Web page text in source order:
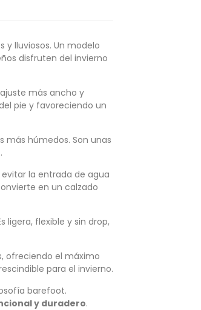
y lluviosos. Un modelo
disfruten del invierno
más ancho y
pie y favoreciendo un
más húmedos. Son unas
la entrada de agua
en un calzado
ligera, flexible y sin drop,
ofreciendo el máximo
para el invierno.
barefoot.
y duradero.